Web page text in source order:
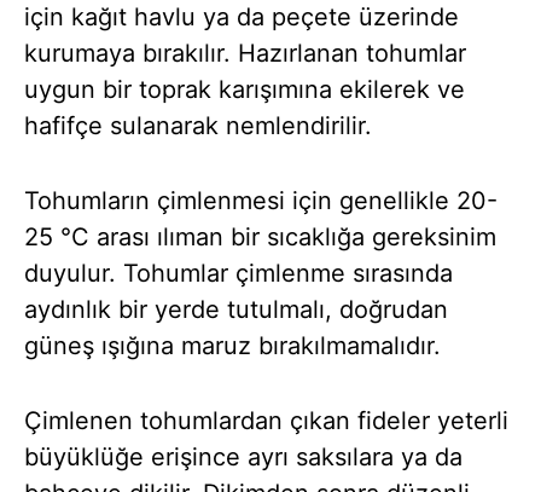
için kağıt havlu ya da peçete üzerinde
kurumaya bırakılır. Hazırlanan tohumlar
uygun bir toprak karışımına ekilerek ve
hafifçe sulanarak nemlendirilir.
Tohumların çimlenmesi için genellikle 20-
25 °C arası ılıman bir sıcaklığa gereksinim
duyulur. Tohumlar çimlenme sırasında
aydınlık bir yerde tutulmalı, doğrudan
güneş ışığına maruz bırakılmamalıdır.
Çimlenen tohumlardan çıkan fideler yeterli
büyüklüğe erişince ayrı saksılara ya da